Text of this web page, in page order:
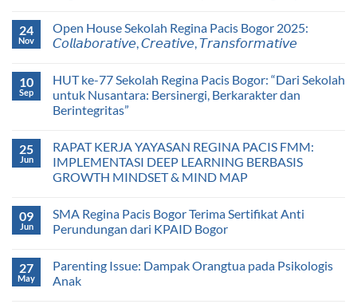
24
Nov
Open House Sekolah Regina Pacis Bogor 2025:
𝘊𝘰𝘭𝘭𝘢𝘣𝘰𝘳𝘢𝘵𝘪𝘷𝘦, 𝘊𝘳𝘦𝘢𝘵𝘪𝘷𝘦, 𝘛𝘳𝘢𝘯𝘴𝘧𝘰𝘳𝘮𝘢𝘵𝘪𝘷𝘦
10
Sep
HUT ke-77 Sekolah Regina Pacis Bogor: “Dari Sekolah
untuk Nusantara: Bersinergi, Berkarakter dan
Berintegritas”
25
Jun
RAPAT KERJA YAYASAN REGINA PACIS FMM:
IMPLEMENTASI DEEP LEARNING BERBASIS
GROWTH MINDSET & MIND MAP
09
Jun
SMA Regina Pacis Bogor Terima Sertifikat Anti
Perundungan dari KPAID Bogor
27
May
Parenting Issue: Dampak Orangtua pada Psikologis
Anak